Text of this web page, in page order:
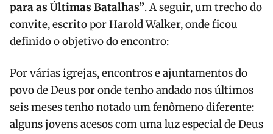
para as Últimas Batalhas”. A seguir, um trecho do
convite, escrito por Harold Walker, onde ficou
definido o objetivo do encontro:
Por várias igrejas, encontros e ajuntamentos do
povo de Deus por onde tenho andado nos últimos
seis meses tenho notado um fenômeno diferente:
alguns jovens acesos com uma luz especial de Deus